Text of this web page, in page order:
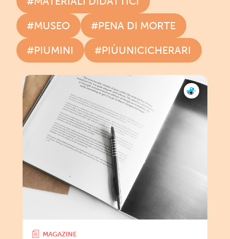
MAGAZINE
#MUSEO
#PENA DI MORTE
#PIUMINI
#PIÙUNICICHERARI